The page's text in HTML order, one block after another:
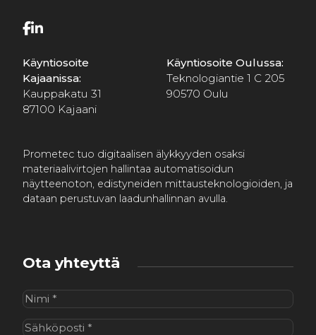
Käyntiosoite
Kajaanissa:
Kauppakatu 31
87100 Kajaani
Käyntiosoite Oulussa:
Teknologiantie 1 C 205
90570 Oulu
Prometec tuo digitaalisen älykkyyden osaksi
materiaalivirtojen hallintaa automatisoidun
näytteenoton, edistyneiden mittausteknologioiden, ja
dataan perustuvan laadunhallinnan avulla.
Ota yhteyttä
Nimi(Pakollinen)
Sähköposti(Pakollinen)